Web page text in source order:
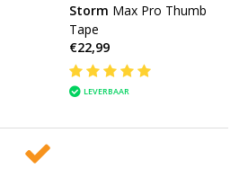
Storm Max Pro Thumb
Tape
€22,99
LEVERBAAR